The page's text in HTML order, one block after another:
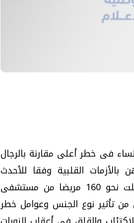
فى خطر أعلى مقارنة بالرجال
القلبية وفقا للأحدث
الدراسات الصادرة فى هذا الصدد . كانت الدراسة قد شملت نحو 160 مريضا من مستشفى
تأثير نوع الجنس وعوامل خطر